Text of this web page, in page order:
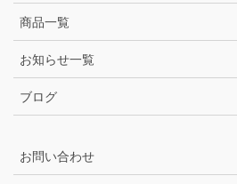
商品一覧
お知らせ一覧
ブログ
お問い合わせ